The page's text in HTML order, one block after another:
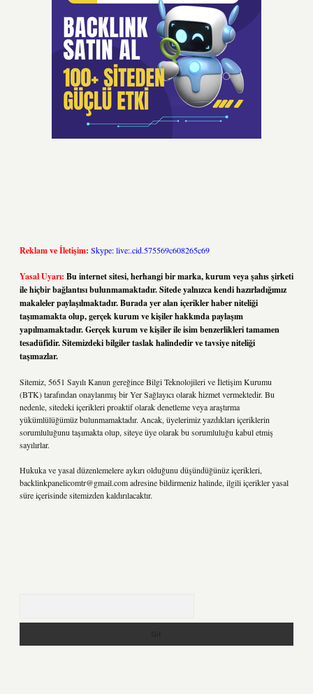
Reklam ve İletişim: Skype: live:.cid.575569c608265c69
Yasal Uyarı: Bu internet sitesi, herhangi bir marka, kurum veya şahıs şirketi
ile hiçbir bağlantısı bulunmamaktadır. Sitede yalnızca kendi hazırladığımız
makaleler paylaşılmaktadır. Burada yer alan içerikler haber niteliği
taşımamakta olup, gerçek kurum ve kişiler hakkında paylaşım
yapılmamaktadır. Gerçek kurum ve kişiler ile isim benzerlikleri tamamen
tesadüfidir. Sitemizdeki bilgiler taslak halindedir ve tavsiye niteliği
taşımazlar.
Sitemiz, 5651 Sayılı Kanun gereğince Bilgi Teknolojileri ve İletişim Kurumu
(BTK) tarafından onaylanmış bir Yer Sağlayıcı olarak hizmet vermektedir. Bu
nedenle, sitedeki içerikleri proaktif olarak denetleme veya araştırma
yükümlülüğümüz bulunmamaktadır. Ancak, üyelerimiz yazdıkları içeriklerin
sorumluluğunu taşımakta olup, siteye üye olarak bu sorumluluğu kabul etmiş
sayılırlar.
Hukuka ve yasal düzenlemelere aykırı olduğunu düşündüğünüz içerikleri,
backlinkpanelicomtr@gmail.comadresine bildirmeniz halinde, ilgili içerikler yasal
süre içerisinde sitemizden kaldırılacaktır.